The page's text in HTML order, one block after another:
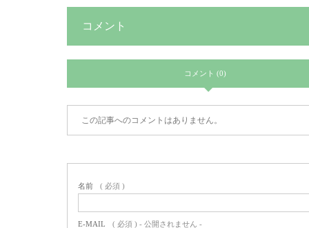
コメント
コメント (0)
この記事へのコメントはありません。
名前 ( 必須 )
E-MAIL ( 必須 ) - 公開されません -